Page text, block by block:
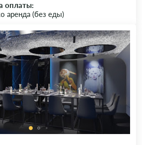
оплаты:
аренда (без еды)